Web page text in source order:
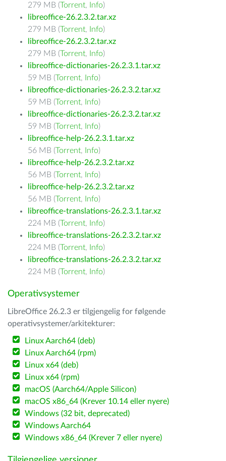
279 MB (Torrent, Info)
libreoffice-26.2.3.2.tar.xz
279 MB (Torrent, Info)
libreoffice-26.2.3.2.tar.xz
279 MB (Torrent, Info)
libreoffice-dictionaries-26.2.3.1.tar.xz
59 MB (Torrent, Info)
libreoffice-dictionaries-26.2.3.2.tar.xz
59 MB (Torrent, Info)
libreoffice-dictionaries-26.2.3.2.tar.xz
59 MB (Torrent, Info)
libreoffice-help-26.2.3.1.tar.xz
56 MB (Torrent, Info)
libreoffice-help-26.2.3.2.tar.xz
56 MB (Torrent, Info)
libreoffice-help-26.2.3.2.tar.xz
56 MB (Torrent, Info)
libreoffice-translations-26.2.3.1.tar.xz
224 MB (Torrent, Info)
libreoffice-translations-26.2.3.2.tar.xz
224 MB (Torrent, Info)
libreoffice-translations-26.2.3.2.tar.xz
224 MB (Torrent, Info)
Operativsystemer
LibreOffice 26.2.3 er tilgjengelig for følgende
operativsystemer/arkitekturer:
Linux Aarch64 (deb)
Linux Aarch64 (rpm)
Linux x64 (deb)
Linux x64 (rpm)
macOS (Aarch64/Apple Silicon)
macOS x86_64 (Krever 10.14 eller nyere)
Windows (32 bit, deprecated)
Windows Aarch64
Windows x86_64 (Krever 7 eller nyere)